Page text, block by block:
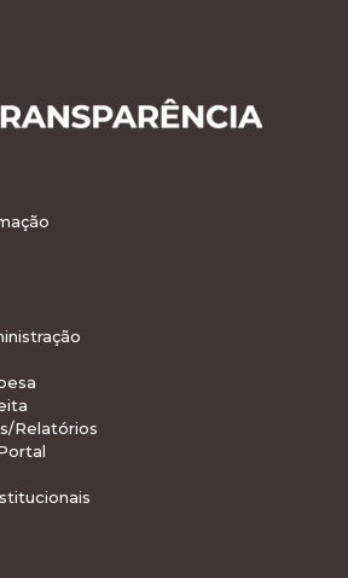
Relatórios